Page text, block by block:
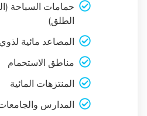
حمامات السباحة
الطلق)
المصاعد مائية
مناطق الاستحمام
المنتزهات المائية
المدارس